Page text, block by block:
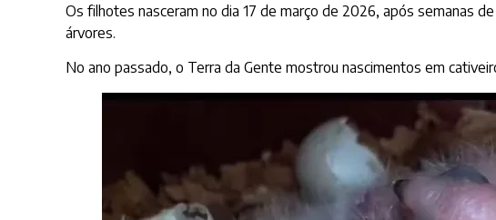
Os filhotes nasceram no dia 17 de março de 2026, após semanas
árvores.
No ano passado, o Terra da Gente mostrou nascimentos em